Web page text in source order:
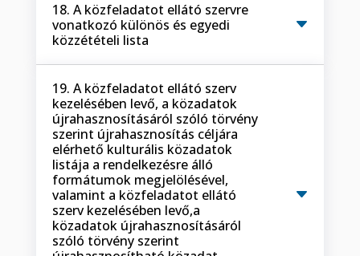
18. A közfeladatot ellátó szervre
vonatkozó különös és egyedi
közzétételi lista
19. A közfeladatot ellátó szerv
kezelésében levő, a közadatok
újrahasznosításáról szóló törvény
szerint újrahasznosítás céljára
elérhető kulturális közadatok
listája a rendelkezésre álló
formátumok megjelölésével,
valamint a közfeladatot ellátó
szerv kezelésében levő,a
közadatok újrahasznosításáról
szóló törvény szerint